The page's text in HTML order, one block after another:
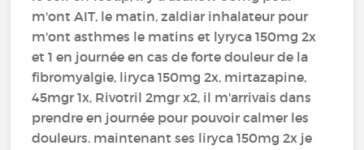
m'ont AIT, le matin, zaldiar inhalateur pour
m'ont asthmes le matins et lyryca 150mg 2x
et 1 en journée en cas de forte douleur de la
fibromyalgie, liryca 150mg 2x, mirtazapine,
45mgr 1x, Rivotril 2mgr x2, il m'arrivais dans
prendre en journée pour pouvoir calmer les
douleurs. maintenant ses liryca 150mg 2x je